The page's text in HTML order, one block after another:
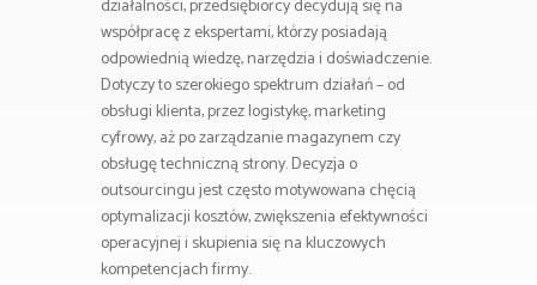
działalności, przedsiębiorcy decydują się na
współpracę z ekspertami, którzy posiadają
odpowiednią wiedzę, narzędzia i doświadczenie.
Dotyczy to szerokiego spektrum działań – od
obsługi klienta, przez logistykę, marketing
cyfrowy, aż po zarządzanie magazynem czy
obsługę techniczną strony. Decyzja o
outsourcingu jest często motywowana chęcią
optymalizacji kosztów, zwiększenia efektywności
operacyjnej i skupienia się na kluczowych
kompetencjach firmy.